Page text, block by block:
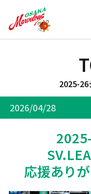
2025-26
2026/04/28
応援あり